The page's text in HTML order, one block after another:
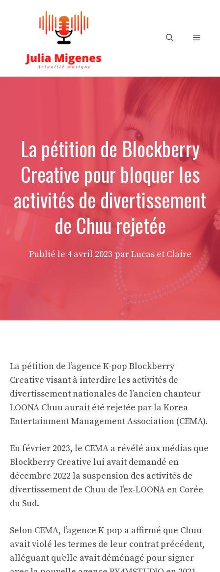
Menu
La pétition de Blockberry
Creative pour bloquer les
activités de divertissement
de Chuu rejetée
Publié le 4 avril 2023 par Lucas et Claire
La pétition de l’agence K-pop Blockberry
Creative visant à interdire les activités de
divertissement nationales de l’ancien chanteur
LOONA Chuu aurait été rejetée par la Korea
Entertainment Management Association (CEMA).
En février 2023, le CEMA a révélé aux médias que
Blockberry Creative lui avait demandé en
décembre 2022 la suspension des activités de
divertissement de Chuu de l’ex-LOONA en Corée
du Sud.
Selon CEMA, l’agence K-pop a affirmé que Chuu
avait violé les termes de leur contrat précédent,
alléguant qu’elle avait déménagé pour signer